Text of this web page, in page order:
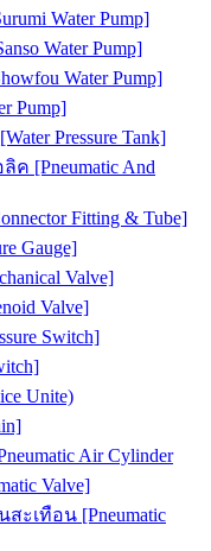
Water Pump]
Water Pump]
Water Pump]
Pump]
Pressure Tank]
[Pneumatic And
Fitting & Tube]
Gauge]
Valve]
Valve]
Switch]
Unite)
Air Cylinder
Valve]
ะเทือน [Pneumatic